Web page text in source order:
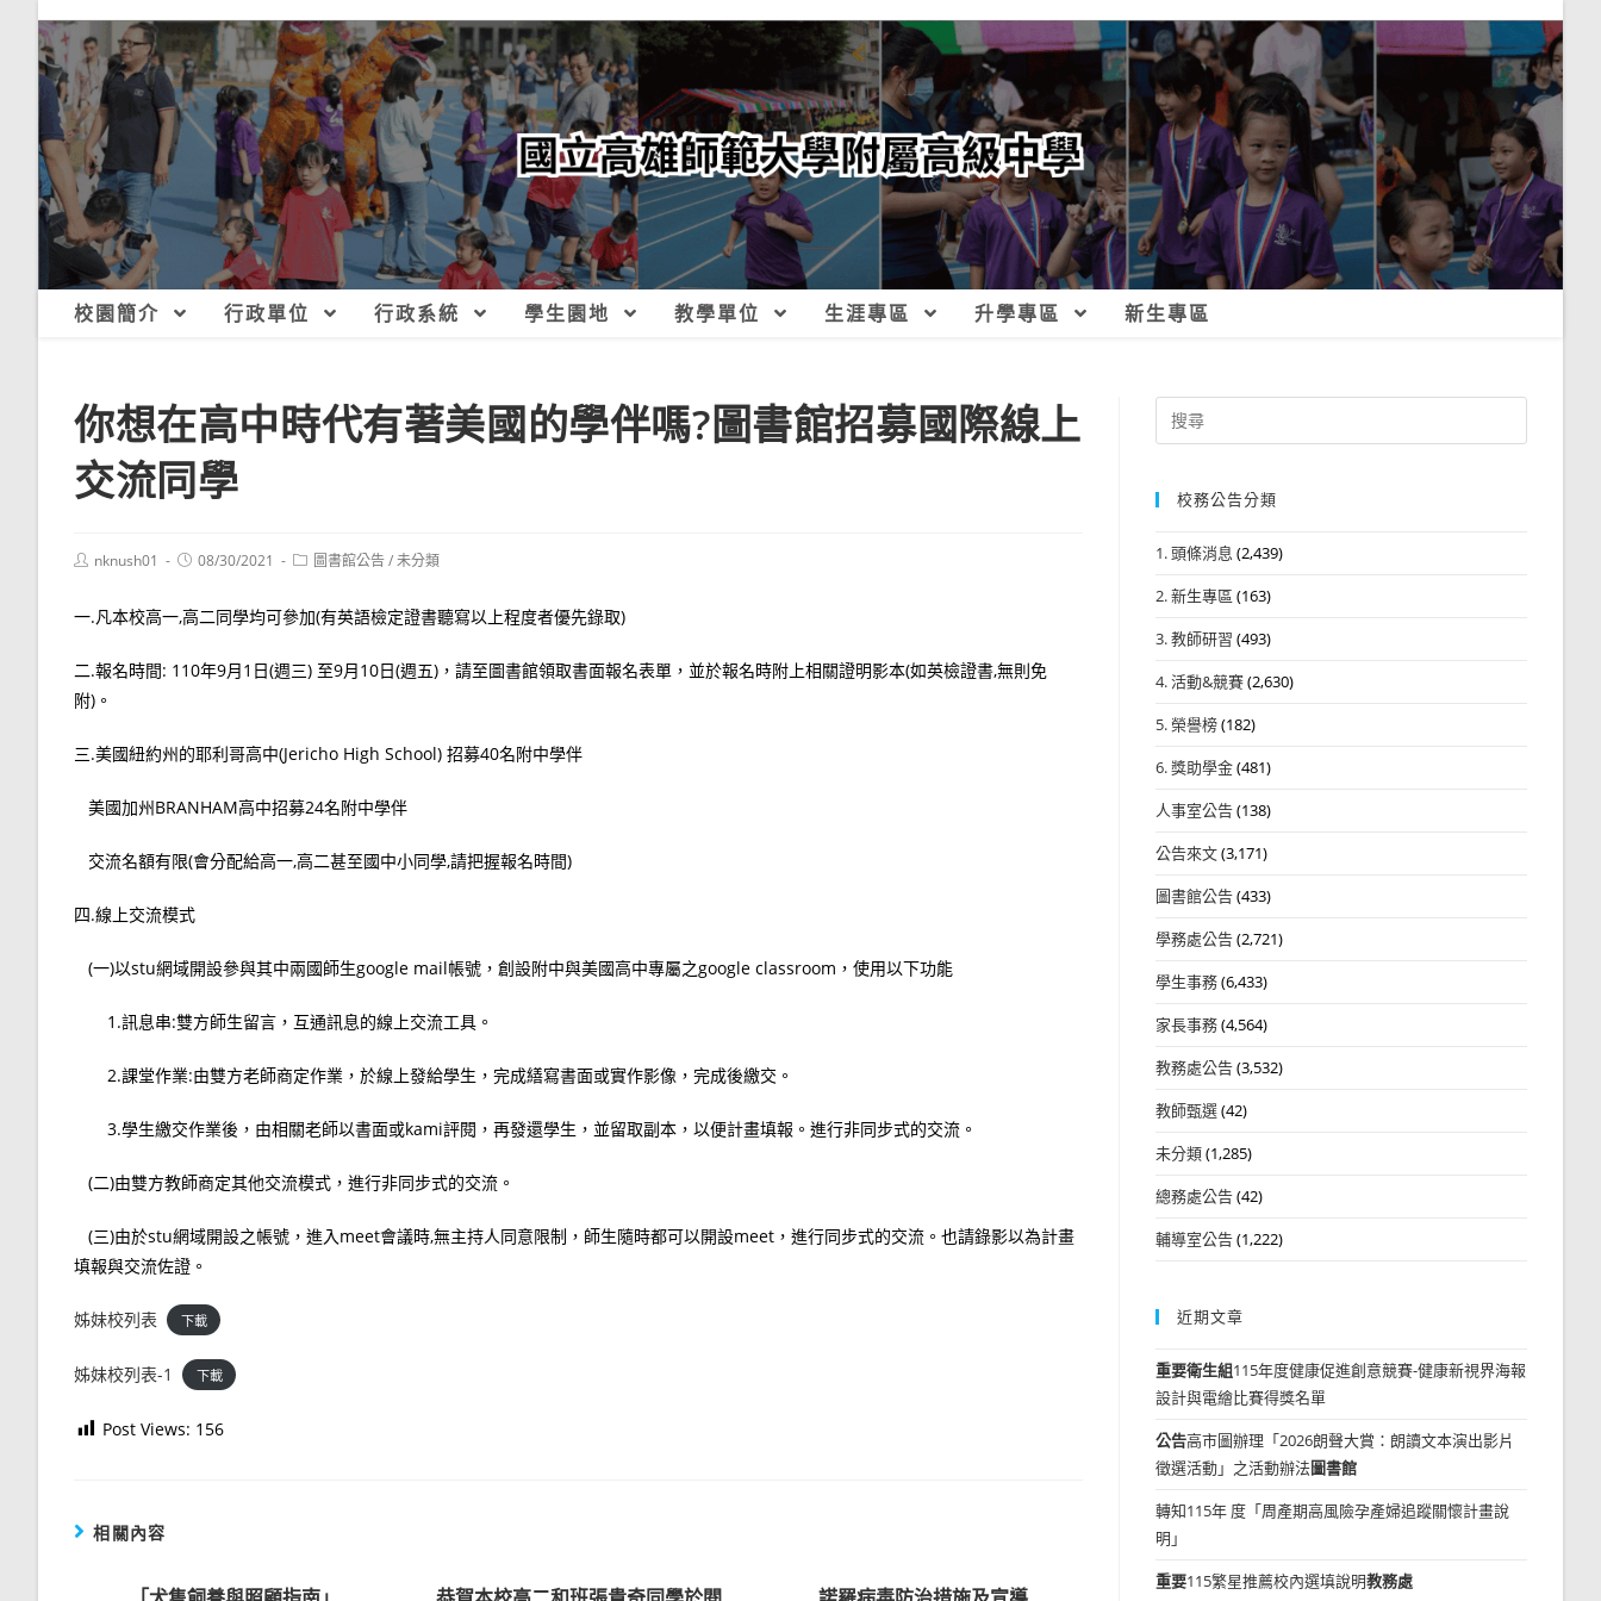
校園簡介 行政單位 行政系統 學生園地 教學單位 生涯專區 升學專區 新生專區
你想在高中時代有著美國的學伴嗎?圖書館招募國際線上
交流同學
Postnknush01
Post08/30/2021
Post圖書館公告/未分類
一.凡本校高一,高二同學均可參加(有英語檢定證書聽寫以上程度者優先錄取)
二.報名時間: 110年9月1日(週三) 至9月10日(週五)，請至圖書館領取書面報名表單，並於報名時附上相關證明影本(如英檢證書,無則免
附)。
三.美國紐約州的耶利哥高中(Jericho High School) 招募40名附中學伴
美國加州BRANHAM高中招募24名附中學伴
交流名額有限(會分配給高一,高二甚至國中小同學,請把握報名時間)
四.線上交流模式
(一)以stu網域開設參與其中兩國師生google mail帳號，創設附中與美國高中專屬之google classroom，使用以下功能
1.訊息串:雙方師生留言，互通訊息的線上交流工具。
2.課堂作業:由雙方老師商定作業，於線上發給學生，完成繕寫書面或實作影像，完成後繳交。
3.學生繳交作業後，由相關老師以書面或kami評閱，再發還學生，並留取副本，以便計畫填報。進行非同步式的交流。
(二)由雙方教師商定其他交流模式，進行非同步式的交流。
(三)由於stu網域開設之帳號，進入meet會議時,無主持人同意限制，師生隨時都可以開設meet，進行同步式的交流。也請錄影以為計畫
填報與交流佐證。
姊妹校列表 下載
姊妹校列表-1 下載
Post Views: 156
相關內容
Search
for:
校務公告分類
1. 頭條消息 (2,439)
2. 新生專區 (163)
3. 教師研習 (493)
4. 活動&競賽(2,630)
5. 榮譽榜(182)
6. 獎助學金(481)
人事室公告(138)
公告來文(3,171)
圖書館公告(433)
學務處公告(2,721)
學生事務(6,433)
家長事務(4,564)
教務處公告(3,532)
教師甄選(42)
未分類(1,285)
總務處公告(42)
輔導室公告(1,222)
近期文章
重要衛生組115年度健康促進創意競賽-健康新視界海報
設計與電繪比賽得獎名單
公告高市圖辦理「2026朗聲大賞：朗讀文本演出影片
徵選活動」之活動辦法圖書館
轉知115年 度「周產期高風險孕產婦追蹤關懷計畫說
明」
重要115繁星推薦校內選填說明教務處